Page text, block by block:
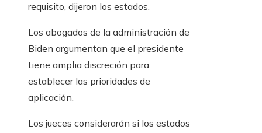
requisito, dijeron los estados.
Los abogados de la administración de
Biden argumentan que el presidente
tiene amplia discreción para
establecer las prioridades de
aplicación.
Los jueces considerarán si los estados